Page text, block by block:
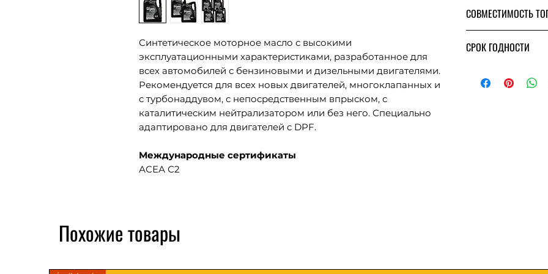
Синтетическое моторное масло с высокими
эксплуатационными характеристиками, разработанное для
всех автомобилей с бензиновыми и дизельными двигателями.
Рекомендуется для всех новых двигателей, многоклапанных и
с турбонаддувом, с непосредственным впрыском, с
каталитическим нейтрализатором или без него. Специально
адаптировано для двигателей с DPF.
Международные сертификаты
АСЕА С2
GM Dexos 2
фильтром
Низкие соки
СОВМЕСТИМОСТЬ
Дизельный
СРОК ГОДНОСТИ
Похожие товары